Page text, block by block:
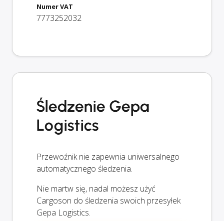
Numer VAT
7773252032
Śledzenie Gepa
Logistics
Przewoźnik nie zapewnia uniwersalnego
automatycznego śledzenia.
Nie martw się, nadal możesz użyć
Cargoson do śledzenia swoich przesyłek
Gepa Logistics.